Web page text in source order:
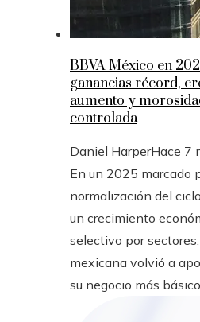
BBVA México en
ganancias récord,
aumento y
controlada
Daniel HarperHace 7
En un 2025 marcado
normalización del
un crecimiento
selectivo por
mexicana volvió a
su negocio más